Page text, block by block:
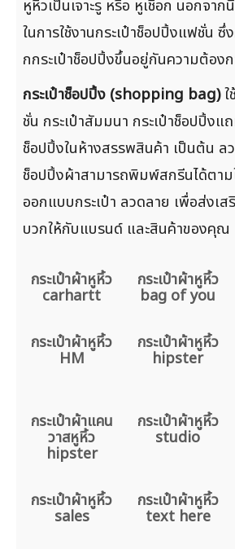
หูหิ้วเป็นเจาะรู หรือ หูเชือก นอกจาก
ในการใช้งานกระเป๋าช็อปปิ้งแฟชั่น
กกระเป๋าช็อปปิ้งขึ้นอยู่กันความต้อง
กระเป๋าช็อปปิ้ง (shopping bag)ใ
ชั่น กระเป๋าสัมมนา กระเป๋าช็อปปิ้งแ
ช็อปปิ้งในห้างสรรพสินค้า เป็นต้น ล
ช็อปปิ้งผ้าสามารถพิมพ์สกรีนได้ตาม
ออกแบบกระเป๋า ลวดลาย เพื่อส่ง
บวกให้กับแบรนด์ และสินค้าของคุณ
กระเป๋าผ้าหูหิ้ว
carhartt
กระเป๋าผ้าหูหิ้ว
bag of you
กระเป๋าผ้าหูหิ้ว
HM
กระเป๋าผ้าหูหิ้ว
hipster
กระเป๋าผ้าแคน
วาสหูหิ้ว
hipster
กระเป๋าผ้าหูหิ้ว
studio
กระเป๋าผ้าหูหิ้ว
sales
กระเป๋าผ้าหูหิ้ว
text here